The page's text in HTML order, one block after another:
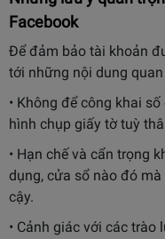
Facebook
Để đảm bảo tài khoản
tới những nội dung
• Không để công khai
hình chụp giấy tờ tuỳ
• Hạn chế và cẩn trọng
dụng, cửa sổ nào đó
cậy.
• Cảnh giác với các trào